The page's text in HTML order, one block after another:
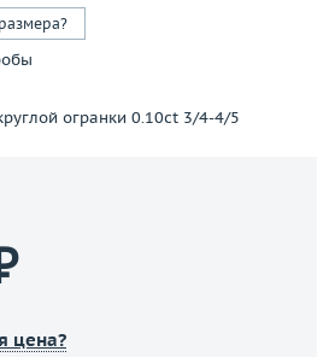
огранки 0.10ct 3/4-4/5
цена?